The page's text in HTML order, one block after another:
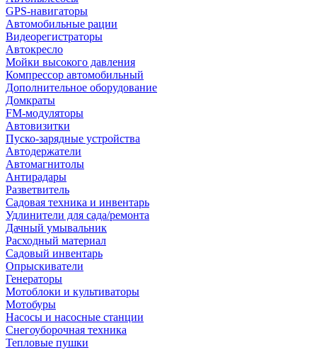
GPS-навигаторы
Автомобильные рации
Видеорегистраторы
Автокресло
Мойки высокого давления
Компрессор автомобильный
Дополнительное оборудование
Домкраты
FM-модуляторы
Автовизитки
Пуско-зарядные устройства
Автодержатели
Автомагнитолы
Антирадары
Разветвитель
Садовая техника и инвентарь
Удлинители для сада/ремонта
Дачный умывальник
Расходный материал
Садовый инвентарь
Опрыскиватели
Генераторы
Мотоблоки и культиваторы
Мотобуры
Насосы и насосные станции
Снегоуборочная техника
Тепловые пушки